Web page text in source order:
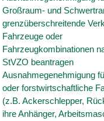
Großraum- und
grenzüberschreitende
Fahrzeuge oder
Fahrzeugkombinationen
StVZO beantragen
Ausnahmegenehmigung
oder forstwirtschaftliche
(z.B. Ackerschlepper,
ihre Anhänger,